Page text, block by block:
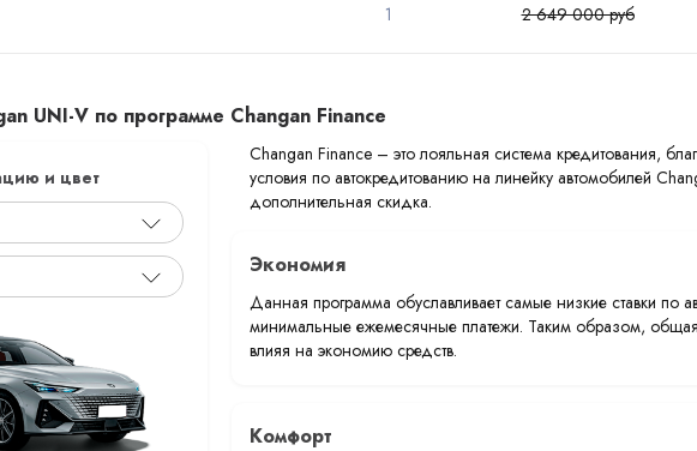
1 2 649 000 руб
UNI-V по программе Changan Finance
и цвет
Changan Finance – это лояльная система кредитования,
условия по автокредитованию на линейку автомобилей
дополнительная скидка.
Экономия
Данная программа обуславливает самые низкие ставки по
минимальные ежемесячные платежи. Таким образом,
влияя на экономию средств.
Комфорт